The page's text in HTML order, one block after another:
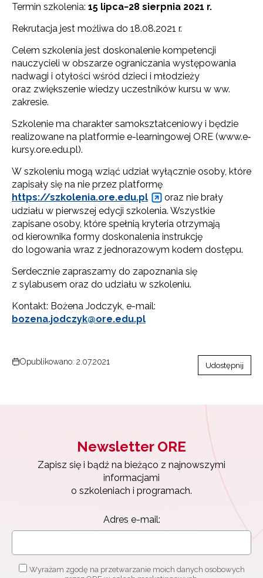
Termin szkolenia: 15 lipca−28 sierpnia 2021 r.
Rekrutacja jest możliwa do 18.08.2021 r.
Celem szkolenia jest doskonalenie kompetencji
nauczycieli w obszarze ograniczania występowania
nadwagi i otyłości wśród dzieci i młodzieży
oraz zwiększenie wiedzy uczestników kursu w ww.
zakresie.
Szkolenie ma charakter samokształceniowy i będzie
realizowane na platformie e-learningowej ORE (www.e‐
kursy.ore.edu.pl).
W szkoleniu mogą wziąć udział wyłącznie osoby, które
zapisały się na nie przez platformę
https://szkolenia.ore.edu.pl
oraz nie brały
udziału w pierwszej edycji szkolenia. Wszystkie
zapisane osoby, które spełnią kryteria otrzymają
od kierownika formy doskonalenia instrukcję
do logowania wraz z jednorazowym kodem dostępu.
Serdecznie zapraszamy do zapoznania się
z sylabusem oraz do udziału w szkoleniu.
Kontakt: Bożena Jodczyk, e-mail:
bozena.jodczyk@ore.edu.pl
Opublikowano: 2.07.2021 Udostępnij
Newsletter ORE
Zapisz się i bądź na bieżąco z najnowszymi
informacjami
o szkoleniach i programach.
Adres e-mail:
Wyrażam zgodę na przetwarzanie moich danych osobowych